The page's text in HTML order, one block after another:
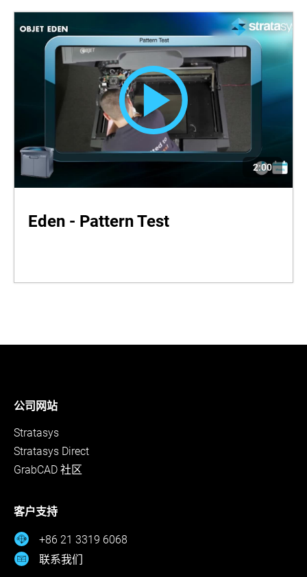
2:00
Eden - Pattern Test
公司网站
Stratasys
Stratasys Direct
GrabCAD 社区
客户支持
+86 21 3319 6068
联系我们